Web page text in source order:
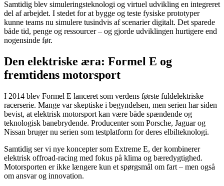
Samtidig blev simuleringsteknologi og virtuel udvikling en integreret
del af arbejdet. I stedet for at bygge og teste fysiske prototyper
kunne teams nu simulere tusindvis af scenarier digitalt. Det sparede
både tid, penge og ressourcer – og gjorde udviklingen hurtigere end
nogensinde før.
Den elektriske æra: Formel E og
fremtidens motorsport
I 2014 blev Formel E lanceret som verdens første fuldelektriske
racerserie. Mange var skeptiske i begyndelsen, men serien har siden
bevist, at elektrisk motorsport kan være både spændende og
teknologisk banebrydende. Producenter som Porsche, Jaguar og
Nissan bruger nu serien som testplatform for deres elbilteknologi.
Samtidig ser vi nye koncepter som Extreme E, der kombinerer
elektrisk offroad-racing med fokus på klima og bæredygtighed.
Motorsporten er ikke længere kun et spørgsmål om fart – men også
om ansvar og innovation.